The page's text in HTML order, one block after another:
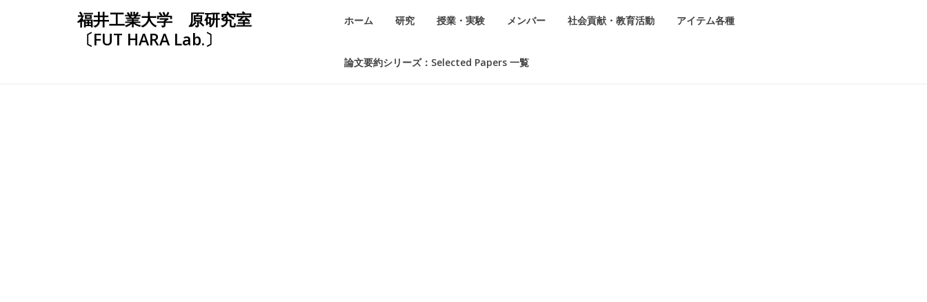
福井工業大学 原研究室
〔FUT HARA Lab.〕
ホーム 研究 授業・実験 メンバー 社会貢献・教育活動 アイテム各種
論文要約シリーズ：Selected Papers 一覧